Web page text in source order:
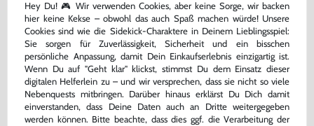
Warenkorb Warenkorb
DAS HABEN ANDERE DAZU
GEKAUFT
Hey Du! 🎮 Wir verwenden Cookies, aber keine Sorge, wir backen
hier keine Kekse – obwohl das auch Spaß machen würde! Unsere
Cookies sind wie die Sidekick-Charaktere in Deinem Lieblingsspiel:
Sie sorgen für Zuverlässigkeit, Sicherheit und ein bisschen
persönliche Anpassung, damit Dein Einkaufserlebnis einzigartig ist.
Wenn Du auf "Geht klar" klickst, stimmst Du dem Einsatz dieser
digitalen Helferlein zu – und wir versprechen, dass sie nicht so viele
Nebenquests mitbringen. Darüber hinaus erklärst Du Dich damit
einverstanden, dass Deine Daten auch an Dritte weitergegeben
werden können. Bitte beachte, dass dies ggf. die Verarbeitung der